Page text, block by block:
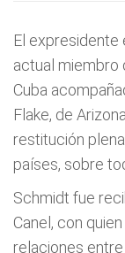
El expresidente
actual miembro
Cuba
Flake, de
restitución
países, sobre
Schmidt fue
Canel, con
relaciones